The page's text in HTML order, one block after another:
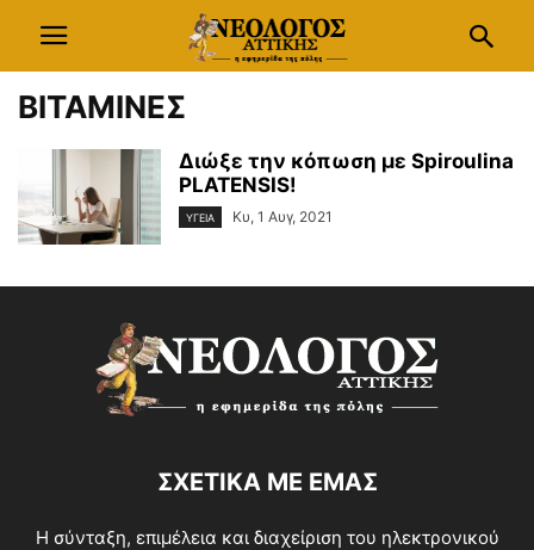
ΒΙΤΑΜΙΝΕΣ
Διώξε την κόπωση με Spiroulina
PLATENSIS!
ΥΓΕΙΑ Κυ, 1 Αυγ, 2021
ΣΧΕΤΙΚΑ ΜΕ ΕΜΑΣ
Η σύνταξη, επιμέλεια και διαχείριση του ηλεκτρονικού